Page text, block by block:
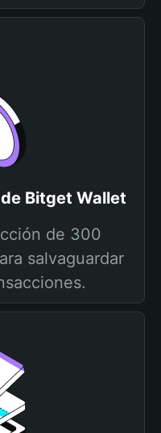
Bitget Wallet
de 300
salvaguardar